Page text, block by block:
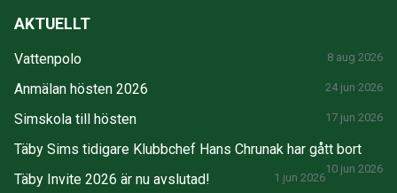
AKTUELLT
Vattenpolo 8 aug 2026
Anmälan hösten 2026 24 jun 2026
Simskola till hösten 17 jun 2026
Täby Sims tidigare Klubbchef Hans Chrunak har gått bort
10 jun 2026
Täby Invite 2026 är nu avslutad! 1 jun 2026